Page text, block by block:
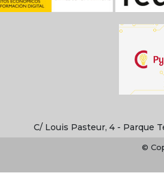
C/ Louis Pasteur, 4 - Parque
©